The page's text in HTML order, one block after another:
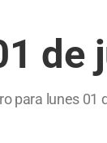
de
para lunes 01